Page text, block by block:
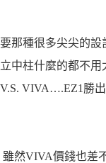
那種很多尖尖的
中柱什麼的都不
VIVA….EZ1勝出
然VIVA價錢也差